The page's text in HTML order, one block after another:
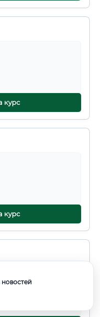
курс
курс